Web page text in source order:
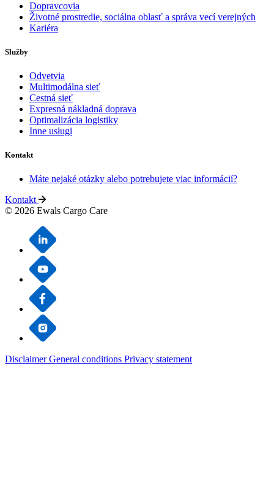
Dopravcovia
Životné prostredie, sociálna oblasť a správa vecí verejných
Kariéra
Služby
Odvetvia
Multimodálna sieť
Cestná sieť
Expresná nákladná doprava
Optimalizácia logistiky
Inne usługi
Kontakt
Máte nejaké otázky alebo potrebujete viac informácií?
Kontakt
© 2026 Ewals Cargo Care
DisclaimerGeneral conditions Privacy statement